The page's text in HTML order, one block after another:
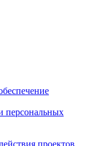
персональных